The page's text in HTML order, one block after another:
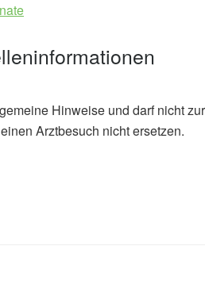
Hinweise und darf nicht
Arztbesuch nicht ersetzen.